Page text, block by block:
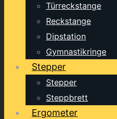
Türreckstange
Reckstange
Dipstation
Gymnastikringe
Stepper
Stepper
Steppbrett
Ergometer